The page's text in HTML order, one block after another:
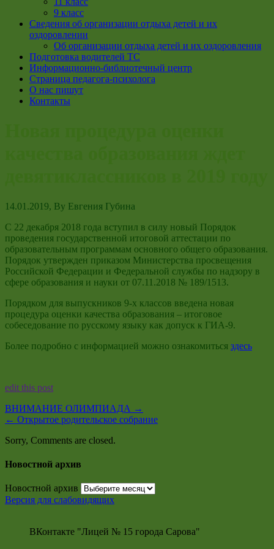
9 класс
Сведения об организации отдыха детей и их
оздоровлении
Об организации отдыха детей и их оздоровления
Подготовка водителей ТС
Информационно-библиотечный центр
Страница педагога-психолога
О нас пишут
Контакты
14.01.2019, By Евгения Губина
С 22 декабря 2018 года вступил в силу новый Порядок
проведения государственной итоговой аттестации по
образовательным программам основного общего образования.
Порядок утвержден приказом Министерства просвещения
Российской Федерации и Федеральной службы по надзору в
сфере образования и науки от 07.11.2018 № 189/1513.
Порядком для выпускников 9-х классов введена новая
процедура оценки качества образования – итоговое
собеседование по русскому языку как допуск к ГИА-9.
Более подробно с информацией можно ознакомиться здесь
edit this post
ВНИМАНИЕ ОЛИМПИАДА →
← Открытое родительское собрание
Sorry, Comments are closed.
Новостной архив
Новостной архив
Версия для слабовидящих
ВКонтакте "Лицей № 15 города Сарова"